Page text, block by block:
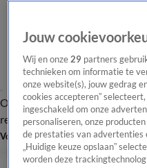
Overzicht Laatste nieuws
redactie
Volg Hart van Nederland
Jouw
Wij en onze29 partners
technieken om informatie te
onze website(s), jouw gedrag
cookies accepteren”
ingeschakeld om onze
personaliseren, onze
de prestaties van advertenties
„Huidige keuze opslaan”
worden deze